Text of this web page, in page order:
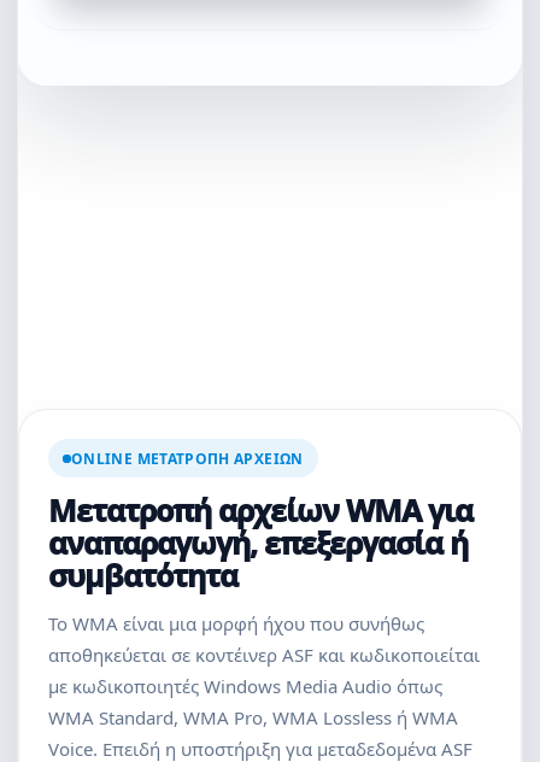
ONLINE ΜΕΤΑΤΡΟΠΉ ΑΡΧΕΊΩΝ
Μετατροπή αρχείων WMA για
αναπαραγωγή, επεξεργασία ή
συμβατότητα
Το WMA είναι μια μορφή ήχου που συνήθως
αποθηκεύεται σε κοντέινερ ASF και κωδικοποιείται
με κωδικοποιητές Windows Media Audio όπως
WMA Standard, WMA Pro, WMA Lossless ή WMA
Voice. Επειδή η υποστήριξη για μεταδεδομένα ASF